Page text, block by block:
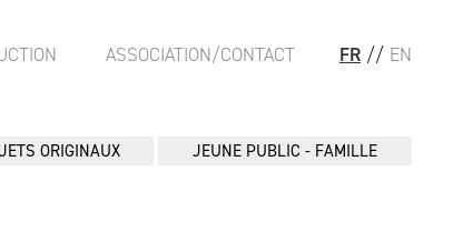
FR // EN
ASSOCIATION/CONTACT
ORIGINAUX JEUNE PUBLIC - FAMILLE